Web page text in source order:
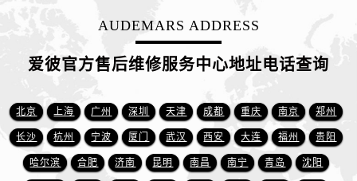
浙江省丽水市莲都区解放街爱彼售后服务中心（需提前预约）
浙江省衢州市柯城区上街爱彼售后服务中心（需提前预约）
浙江省绍兴市越城区胜利东路379号世茂天际中心写字楼8层805室爱彼售后服务中心（需提前预约）
浙江省舟山市定海区解放东路爱彼售后服务中心（需提前预约）
澳门特别行政区大堂区议事亭前地（新马路）爱彼售后服务中心（需提前预约）
AUDEMARS ADDRESS
爱彼官方售后维修服务中心地址电话查询
北京 上海 广州 深圳 天津 成都 重庆 南京 郑州
长沙 杭州 宁波 厦门 武汉 西安 大连 福州 贵阳
哈尔滨 合肥 济南 昆明 南昌 南宁 青岛 沈阳